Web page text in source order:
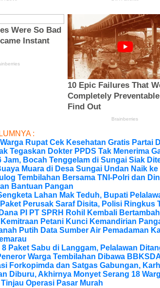
:
Rupat Cek Kesehatan Gratis Partai
Tegaskan Dokter PPDS Tak Menerima
Jam, Bocah Tenggelam di Sungai Siak
Muara di Desa Sungai Undan Naik
Tembilahan Bersama TNI-Polri dan
Bantuan Pangan
Lahan Mak Teduh, Bupati
Perusak Saraf Disita, Polisi
PI PT SPRH Rohil Kembali
Kemitraan Petani Kunci Kemandirian
Putih Data Sumber Air Pemadaman
8 Paket Sabu di Langgam, Pelalawan
Warga Tembilahan Dibawa
Forkopimda dan Satgas Gabungan,
Diburu, Akhirnya Monyet Serang 18
Operasi Pasar Murah